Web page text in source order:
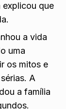
explicou que
a vida
uma
os mitos e
A
a família